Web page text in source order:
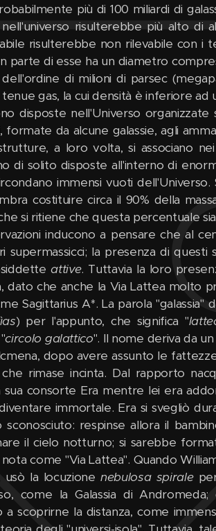
più di 100 miliardi di
risulterebbe più alto
risulterebbe non rilevabile con i
di esse ha un diametro
di milioni di parsec
gas, la cui densità è inferiore
disposte nell'Universo organizzate
formate da alcune galassie, agli
a loro volta, si associano
di solito disposte all'interno di
immensi vuoti
costituire circa il 90% della
si ritiene che questa percentuale
inducono a pensare che al
supermassicci; la presenza di
attive. Tuttavia la loro
dato che anche la Via Lattea molto
Sagittarius A*. La parola "galassia"
) per l'appunto, che significa "
circolo galattico". Il nome deriva da
dopo avere assunto le
rimase incinta. Dal rapporto
consorte Era mentre lei era
immortale. Era si svegliò
respinse allora il
il cielo notturno; si sarebbe
nota come "Via Lattea". Quando
la locuzionenebulosa spiraleper
come la Galassia di
a scoprirne la distanza, come